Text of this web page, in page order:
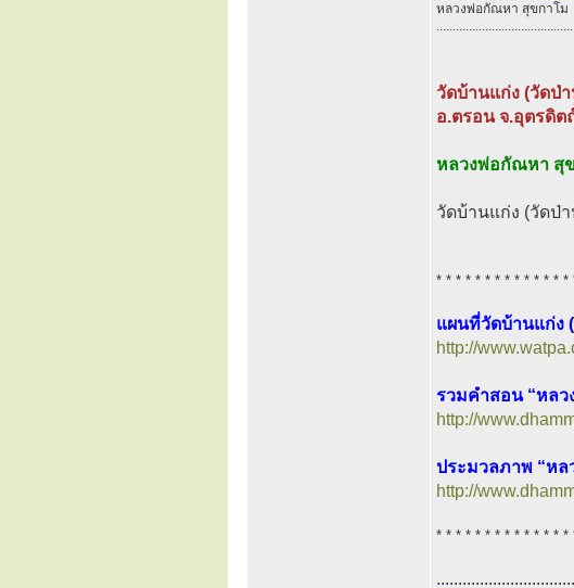
หลวงพ่อกัณหา สุขกาโม
วัดบ้านแก่ง (วัดป่
อ.ตรอน จ.อุตรดิต
หลวงพ่อกัณหา สุ
วัดบ้านแก่ง (วัดป่
* * * * * * * * * * * * *
แผนที่วัดบ้านแก่ง
http://
รวมคำสอน “หล
http://
ประมวลภาพ “ห
http://
* * * * * * * * * * * * *